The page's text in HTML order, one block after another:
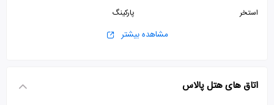
استخر
پارکینگ
اینترنت وای فای رایگان در لابیمشاهده بیشتر
اتاق های هتل پالاس